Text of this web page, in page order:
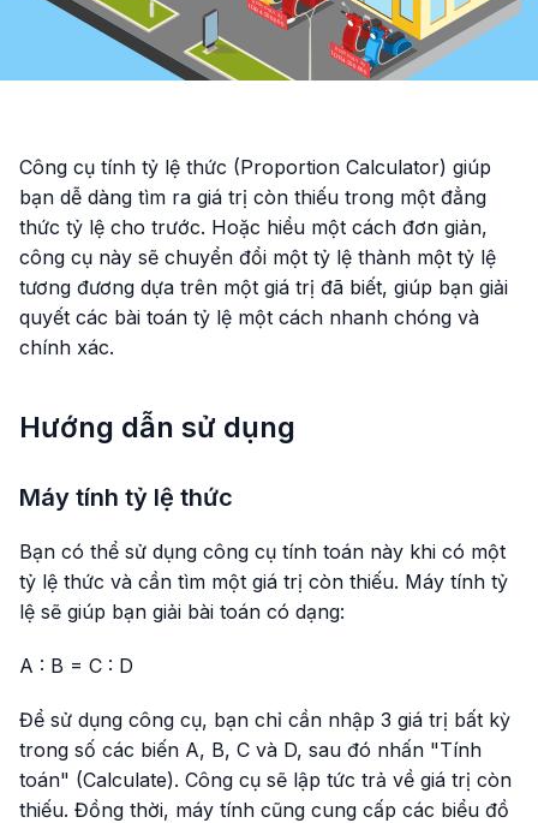
Công cụ tính tỷ lệ thức (Proportion Calculator) giúp
bạn dễ dàng tìm ra giá trị còn thiếu trong một đẳng
thức tỷ lệ cho trước. Hoặc hiểu một cách đơn giản,
công cụ này sẽ chuyển đổi một tỷ lệ thành một tỷ lệ
tương đương dựa trên một giá trị đã biết, giúp bạn giải
quyết các bài toán tỷ lệ một cách nhanh chóng và
chính xác.
Hướng dẫn sử dụng
Máy tính tỷ lệ thức
Bạn có thể sử dụng công cụ tính toán này khi có một
tỷ lệ thức và cần tìm một giá trị còn thiếu. Máy tính tỷ
lệ sẽ giúp bạn giải bài toán có dạng:
A : B = C : D
Để sử dụng công cụ, bạn chỉ cần nhập 3 giá trị bất kỳ
trong số các biến A, B, C và D, sau đó nhấn "Tính
toán" (Calculate). Công cụ sẽ lập tức trả về giá trị còn
thiếu. Đồng thời, máy tính cũng cung cấp các biểu đồ